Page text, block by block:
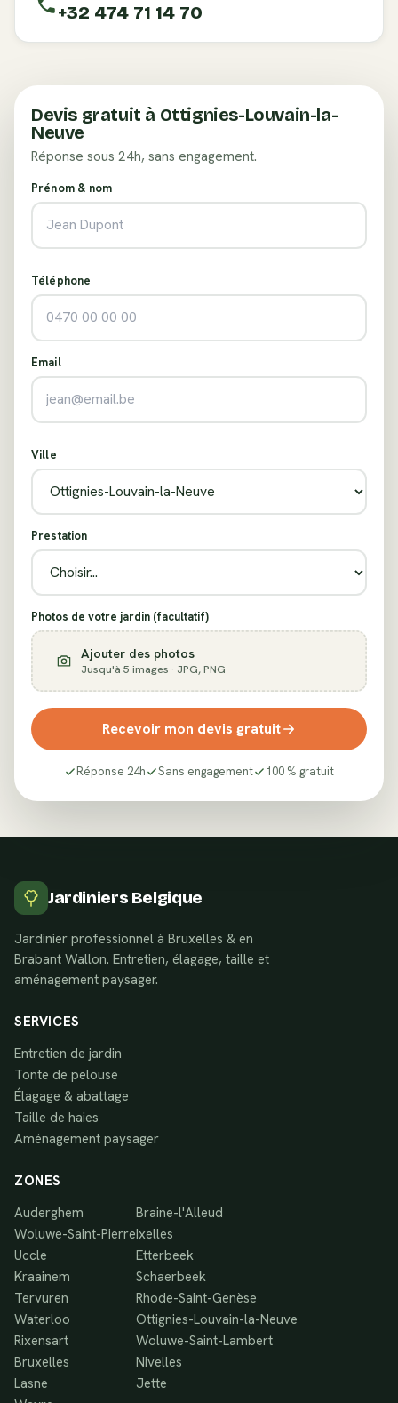
+32 474 71 14 70
Devis gratuit à Ottignies-Louvain-la-
Neuve
Réponse sous 24h, sans engagement.
Prénom & nom
Téléphone
Email
Ville
Prestation
Photos de votre jardin (facultatif)
Ajouter des photos
Jusqu'à 5 images · JPG, PNG
Recevoir mon devis gratuit
Réponse 24h Sans engagement 100 % gratuit
Jardiniers Belgique
Jardinier professionnel à Bruxelles & en
Brabant Wallon. Entretien, élagage, taille et
aménagement paysager.
SERVICES
Entretien de jardin
Tonte de pelouse
Élagage & abattage
Taille de haies
Aménagement paysager
ZONES
Auderghem
Woluwe-Saint-Pierre
Uccle
Kraainem
Tervuren
Waterloo
Rixensart
Bruxelles
Lasne
Braine-l'Alleud
Ixelles
Etterbeek
Schaerbeek
Rhode-Saint-Genèse
Ottignies-Louvain-la-Neuve
Woluwe-Saint-Lambert
Nivelles
Jette